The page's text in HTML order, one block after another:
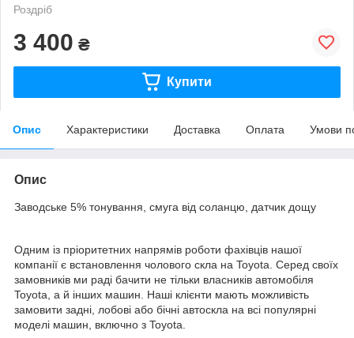
Роздріб
3 400 ₴
Купити
Опис Характеристики Доставка Оплата Умови
Опис
Заводське 5% тонування, смуга від соланцю, датчик дощу
Одним із пріоритетних напрямів роботи фахівців нашої
компанії є встановлення чолового скла на Toyota. Серед своїх
замовників ми раді бачити не тільки власників автомобіля
Toyota, а й інших машин. Наші клієнти мають можливість
замовити задні, лобові або бічні автоскла на всі популярні
моделі машин, включно з Toyota.